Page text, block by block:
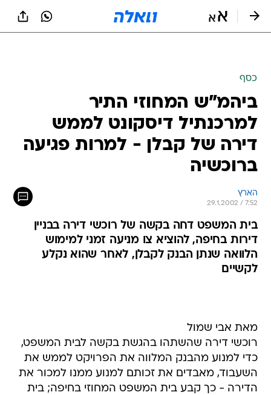
כסף
ביהמ"ש המחוזי התיר
למרכנתיל דיסקונט לממש
דירה של קבלן - למרות פגיעה
ברוכשיה
הארץ
29.1.2002 / 7:52
בית המשפט דחה בקשה של רוכשי דירה בבניין
דירות בחיפה, להוציא צו מניעה זמני למימוש
הלוואה שנתן הבנק לקבלן, לאחר שהוא נקלע
לקשיים
מאת אבי שמול
רוכשי דירה שהשתהו בהגשת בקשה לבית המשפט,
כדי למנוע מהבנק המלווה את הפרויקט לממש את
השעבוד, מאבדים את זכותם למנוע ממנו למכור את
הדירה - כך קבע בית המשפט המחוזי בחיפה; בית